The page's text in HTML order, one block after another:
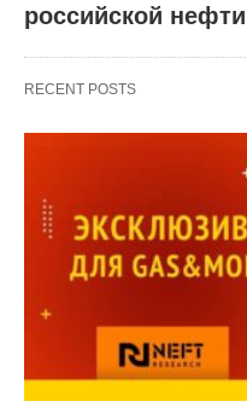
российской нефти
RECENT POSTS